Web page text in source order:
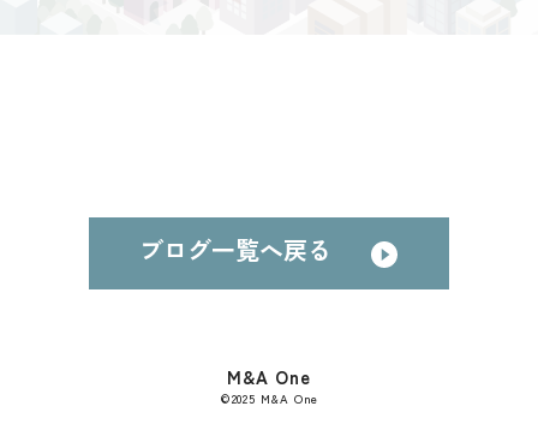
ブログ一覧へ戻る
M&A One
©︎2025 M&A One